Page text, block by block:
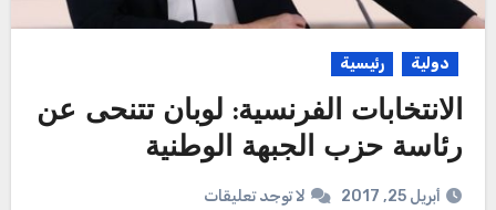
دولية رئيسية
الانتخابات الفرنسية: لوبان تتنحى عن
رئاسة حزب الجبهة الوطنية
أبريل 25, 2017 لا توجد تعليقات